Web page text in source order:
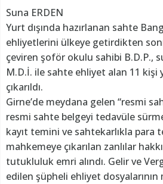
Suna ERDEN
Yurt dışında hazırlanan sahte
ehliyetlerini ülkeye getirdikten
çeviren şoför okulu sahibi B.D.P.,
M.D.İ. ile sahte ehliyet alan 11 kişi
çıkarıldı.
Girne’de meydana gelen “resmi
resmi sahte belgeyi tedavüle
kayıt temini ve sahtekarlıkla para
mahkemeye çıkarılan zanlılar
tutukluluk emri alındı. Gelir ve
edilen şüpheli ehliyet dosyalarının